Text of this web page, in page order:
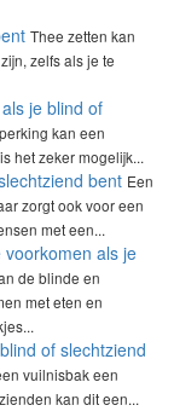
Thee zetten kan
zelfs als je te
je blind of
kan een
het zeker mogelijk...
bent Een
zorgt ook voor een
met een...
als je
de blinde en
met eten en
of slechtziend
vuilnisbak een
kan dit een...